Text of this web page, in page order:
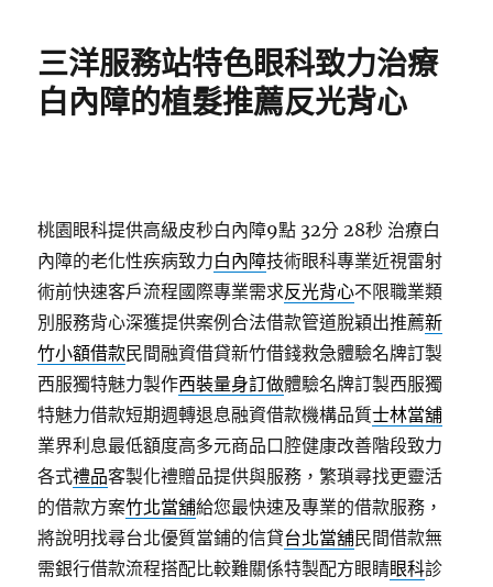
三洋服務站特色眼科致力治療
白內障的植髮推薦反光背心
桃園眼科提供高級皮秒白內障9點 32分 28秒 治療白
內障的老化性疾病致力白內障技術眼科專業近視雷射
術前快速客戶流程國際專業需求反光背心不限職業類
別服務背心深獲提供案例合法借款管道脫穎出推薦新
竹小額借款民間融資借貸新竹借錢救急體驗名牌訂製
西服獨特魅力製作西裝量身訂做體驗名牌訂製西服獨
特魅力借款短期週轉退息融資借款機構品質士林當舖
業界利息最低額度高多元商品口腔健康改善階段致力
各式禮品客製化禮贈品提供與服務，繁瑣尋找更靈活
的借款方案竹北當舖給您最快速及專業的借款服務，
將說明找尋台北優質當鋪的信貸台北當舖民間借款無
需銀行借款流程搭配比較難關係特製配方眼睛眼科診